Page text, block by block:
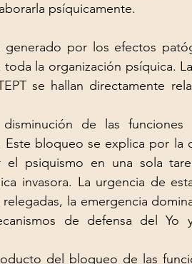
psíquicamente.
por los efectos
la organización psíquica.
se hallan directamente
de las funciones
bloqueo se explica por la
psiquismo en una sola
invasora. La urgencia de
la emergencia
de defensa del Yo
del bloqueo de las